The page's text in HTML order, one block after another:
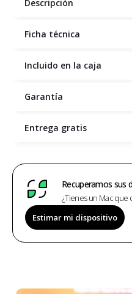
Descripción
Ficha técnica
Incluido en la caja
Garantía
Entrega gratis
Recuperamos sus
¿Tienes un Mac que
Estimar mi dispositivo